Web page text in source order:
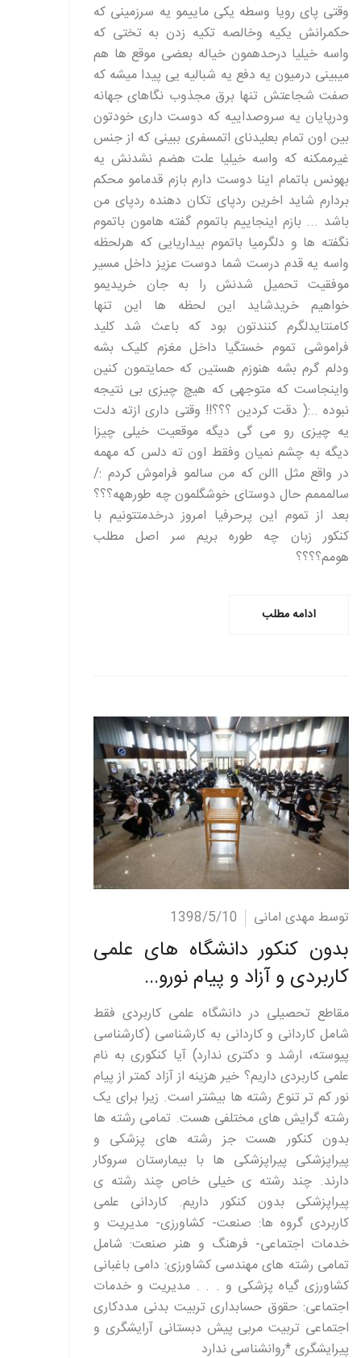
وقتی پای رویا وسطه یکی ماییمو یه سرزمینی که
حکمرانش یکیه وخالصه تکیه زدن به تختی که
واسه خیلیا درحدهمون خیاله بعضی موقع ها هم
میبینی درمیون یه دفع یه شبالیه یی پیدا میشه که
صفت شجاعتش تنها برق مجذوب نگاهای جهانه
ودرپایان یه سروصداییه که دوست داری خودتون
بین اون تمام بعلیدنای اتمسفری ببینی که از جنس
غیرممکنه که واسه خیلیا علت هضم نشدنش یه
بهونس باتمام اینا دوست دارم بازم قدمامو محکم
بردارم شاید اخرین ردپای تکان دهنده ردپای من
باشد ... بازم اینجاییم باتموم گفته هامون باتموم
نگفته ها و دلگرمیا باتموم بیداریایی که هرلحظه
واسه یه قدم درست شما دوست عزیز داخل مسیر
موفقیت تحمیل شدنش را به جان خریدیمو
خواهیم خریدشاید این لحظه ها این تنها
کامنتایدلگرم کنندتون بود که باعث شد کلید
فراموشی تموم خستگیا داخل مغزم کلیک بشه
ودلم گرم بشه هنوزم هستین که حمایتمون کنین
واینجاست که متوجهی که هیچ چیزی بی نتیجه
نبوده ..:( دقت کردین ؟؟؟!! وقتی داری ازته دلت
یه چیزی رو می گی دیگه موقعیت خیلی چیزا
دیگه به چشم نمیان وفقط اون ته دلس که مهمه
در واقع مثل االن که من سالمو فراموش کردم :/
سالمممم حال دوستای خوشگلمون چه طورههه؟؟؟
بعد از تموم این پرحرفیا امروز درخدمتتونیم با
کنکور زبان چه طوره بریم سر اصل مطلب
هومم؟؟؟؟
ادامه مطلب
ادامه مطلب توسط مهدی امانی 1398/5/10
بدون کنکور دانشگاه های علمی
کاربردی و آزاد و پیام نورو...
مقاطع تحصیلی در دانشگاه علمی کاربردی فقط
شامل کاردانی و کاردانی به کارشناسی (کارشناسی
پیوسته، ارشد و دکتری ندارد) آیا کنکوری به نام
علمی کاربردی داریم؟ خیر هزینه از آزاد کمتر از پیام
نور کم تر تنوع رشته ها بیشتر است. زیرا برای یک
رشته گرایش های مختلفی هست. تمامی رشته ها
بدون کنکور هست جز رشته های پزشکی و
پیراپزشکی پیراپزشکی ها با بیمارستان سروکار
دارند. چند رشته ی خیلی خاص چند رشته ی
پیراپزشکی بدون کنکور داریم. کاردانی علمی
کاربردی گروه ها: صنعت- کشاورزی- مدیریت و
خدمات اجتماعی- فرهنگ و هنر صنعت: شامل
تمامی رشته های مهندسی کشاورزی: دامی باغبانی
کشاورزی گیاه پزشکی و . . . مدیریت و خدمات
اجتماعی: حقوق حسابداری تربیت بدنی مددکاری
اجتماعی تربیت مربی پیش دبستانی آرایشگری و
پیرایشگری *روانشناسی ندارد